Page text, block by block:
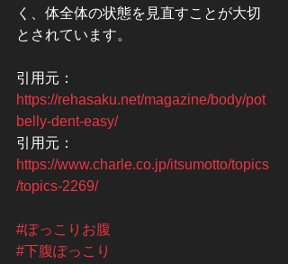
く、体全体の状態を見直すことが大切
とされています。
引用元：
https://rehasaku.net/magazine/body/pot
belly-dent-easy/
引用元：
https://www.charle.co.jp/itsumotto/topics
/topics-2269/
#ぽっこりお腹
#下腹ぽっこり